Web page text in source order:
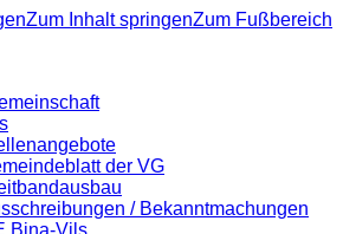
Zum Inhalt springenZum Fußbereich
der VG
/ Bekanntmachungen
Bina-Vils